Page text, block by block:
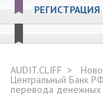
AUDIT.CLIFF
Центральный Банк
перевода денежных